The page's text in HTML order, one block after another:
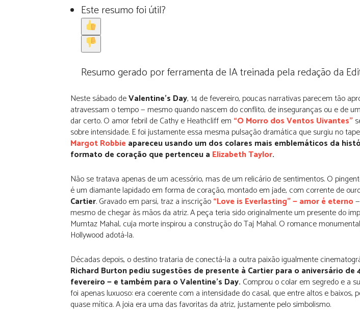
Este resumo foi útil?
Resumo gerado por ferramenta de IA treinada pela redação da
Neste sábado deValentine’s Day, 14 de fevereiro, poucas narrativas parecem tão
atravessam o tempo — mesmo quando nascem do conflito, de inseguranças ou e de
dar certo. O amor febril de Cathy e Heathcliff em “O Morro dos Ventos Uivantes”
sobre intensidade. E foi justamente essa mesma pulsação dramática que surgiu no
Margot Robbie apareceu usando um dos colares mais emblemáticos da
formato de coração que pertenceu a Elizabeth Taylor.
Não se tratava apenas de um acessório, mas de um relicário de sentimentos. O
é um diamante lapidado em forma de coração, montado em jade, com corrente de
Cartier. Gravado em parsi, traz a inscrição“Love is Everlasting” — amor é eterno
mesmo de chegar às mãos da atriz. A peça teria sido originalmente um presente do
Mumtaz Mahal, cuja morte inspirou a construção do Taj Mahal. O romance
Hollywood adotá-la.
Décadas depois, o destino trataria de conectá-la a outra paixão igualmente
Richard Burton pediu sugestões de presente à Cartier para o aniversário de
fevereiro — e também para o Valentine’s Day. Comprou o colar em segredo e a
foi apenas luxuoso: era coerente com a intensidade do casal, que entre altos e baixos,
quase mítica. A joia era uma das favoritas da atriz, justamente pelo simbolismo.